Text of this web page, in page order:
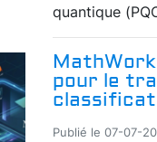
quantique
pour le
Publié le 07-07-